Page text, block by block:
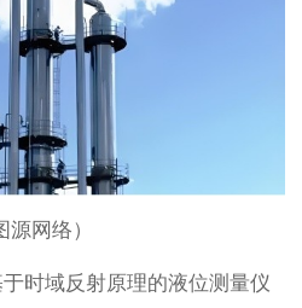
源网络）
时域反射原理的液位测量仪